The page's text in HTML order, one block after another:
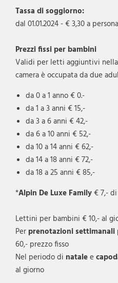
Tassa di soggiorno:
dal 01.01.2024 - € 3,30 a
Prezzi fissi per bambini
Validi per letti aggiuntivi
camera è occupata da due
da 0 a 1 anno € 0.-
da 1 a 3 anni € 15,-
da 3 a 6 anni € 42,-
da 6 a 10 anni € 52,-
da 10 a 14 anni € 62,-
da 14 a 18 anni € 72,-
da 18 a 25 anni € 85,-
*Alpin De Luxe Family€ 7,-
Lettini per bambini € 10,- al
Per prenotazioni settimanali
60,- prezzo fisso
Nel periodo di natalee
al giorno